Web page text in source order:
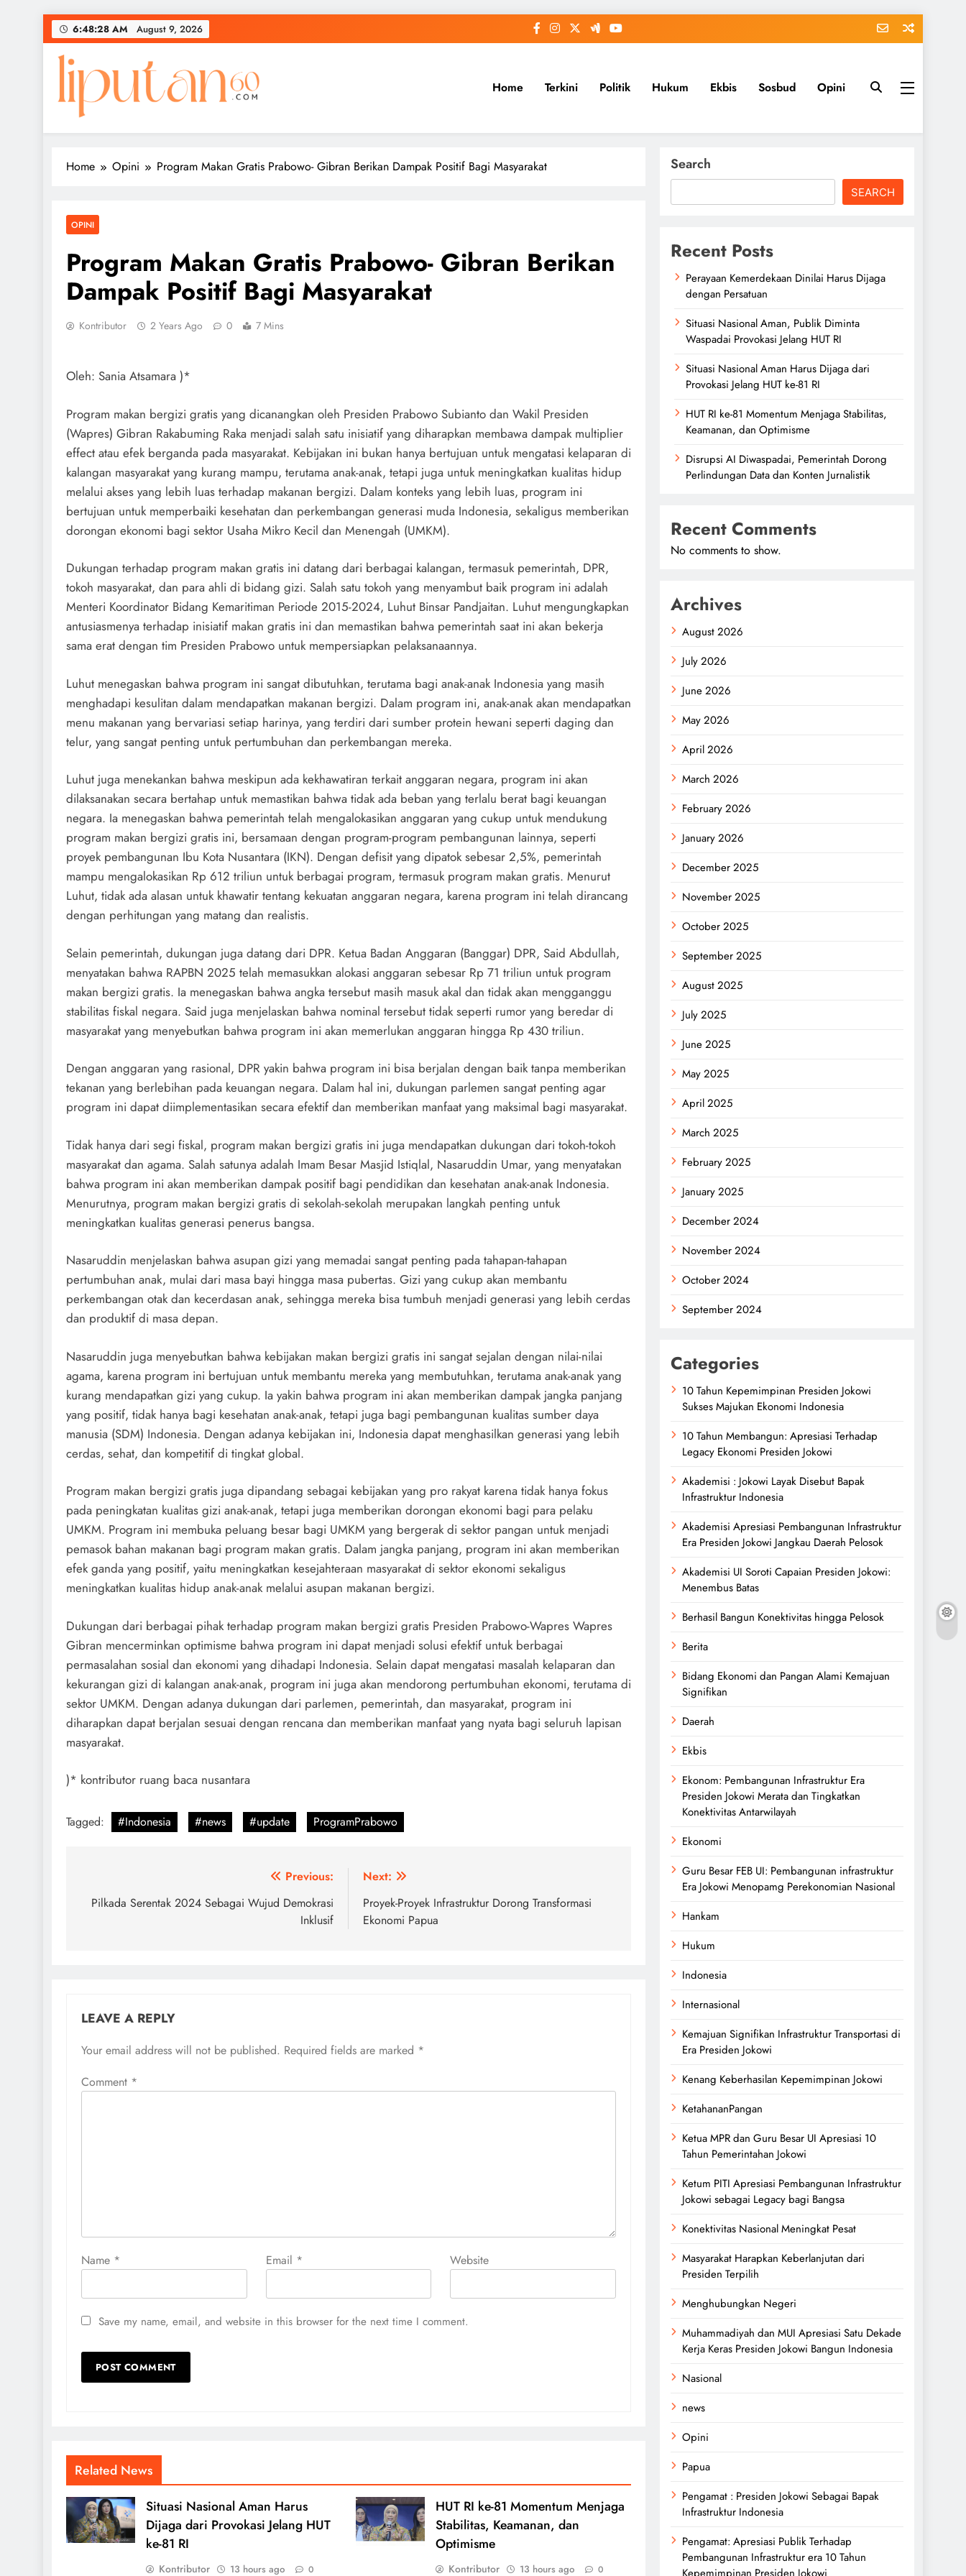
Skip
to
content
6:48:28 AM August 9, 2026
Home Terkini Politik Hukum Ekbis Sosbud Opini
Home Opini Program Makan Gratis Prabowo- Gibran Berikan Dampak Positif Bagi Masyarakat
OPINI
Program Makan Gratis Prabowo- Gibran Berikan
Dampak Positif Bagi Masyarakat
Kontributor 2 Years Ago 0 7 Mins
Oleh: Sania Atsamara )*
Program makan bergizi gratis yang dicanangkan oleh Presiden Prabowo Subianto dan Wakil Presiden
(Wapres) Gibran Rakabuming Raka menjadi salah satu inisiatif yang diharapkan membawa dampak multiplier
effect atau efek berganda pada masyarakat. Kebijakan ini bukan hanya bertujuan untuk mengatasi kelaparan di
kalangan masyarakat yang kurang mampu, terutama anak-anak, tetapi juga untuk meningkatkan kualitas hidup
melalui akses yang lebih luas terhadap makanan bergizi. Dalam konteks yang lebih luas, program ini
bertujuan untuk memperbaiki kesehatan dan perkembangan generasi muda Indonesia, sekaligus memberikan
dorongan ekonomi bagi sektor Usaha Mikro Kecil dan Menengah (UMKM).
Dukungan terhadap program makan gratis ini datang dari berbagai kalangan, termasuk pemerintah, DPR,
tokoh masyarakat, dan para ahli di bidang gizi. Salah satu tokoh yang menyambut baik program ini adalah
Menteri Koordinator Bidang Kemaritiman Periode 2015-2024, Luhut Binsar Pandjaitan. Luhut mengungkapkan
antusiasmenya terhadap inisiatif makan gratis ini dan memastikan bahwa pemerintah saat ini akan bekerja
sama erat dengan tim Presiden Prabowo untuk mempersiapkan pelaksanaannya.
Luhut menegaskan bahwa program ini sangat dibutuhkan, terutama bagi anak-anak Indonesia yang masih
menghadapi kesulitan dalam mendapatkan makanan bergizi. Dalam program ini, anak-anak akan mendapatkan
menu makanan yang bervariasi setiap harinya, yang terdiri dari sumber protein hewani seperti daging dan
telur, yang sangat penting untuk pertumbuhan dan perkembangan mereka.
Luhut juga menekankan bahwa meskipun ada kekhawatiran terkait anggaran negara, program ini akan
dilaksanakan secara bertahap untuk memastikan bahwa tidak ada beban yang terlalu berat bagi keuangan
negara. Ia menegaskan bahwa pemerintah telah mengalokasikan anggaran yang cukup untuk mendukung
program makan bergizi gratis ini, bersamaan dengan program-program pembangunan lainnya, seperti
proyek pembangunan Ibu Kota Nusantara (IKN). Dengan defisit yang dipatok sebesar 2,5%, pemerintah
mampu mengalokasikan Rp 612 triliun untuk berbagai program, termasuk program makan gratis. Menurut
Luhut, tidak ada alasan untuk khawatir tentang kekuatan anggaran negara, karena program ini telah dirancang
dengan perhitungan yang matang dan realistis.
Selain pemerintah, dukungan juga datang dari DPR. Ketua Badan Anggaran (Banggar) DPR, Said Abdullah,
menyatakan bahwa RAPBN 2025 telah memasukkan alokasi anggaran sebesar Rp 71 triliun untuk program
makan bergizi gratis. Ia menegaskan bahwa angka tersebut masih masuk akal dan tidak akan mengganggu
stabilitas fiskal negara. Said juga menjelaskan bahwa nominal tersebut tidak seperti rumor yang beredar di
masyarakat yang menyebutkan bahwa program ini akan memerlukan anggaran hingga Rp 430 triliun.
Dengan anggaran yang rasional, DPR yakin bahwa program ini bisa berjalan dengan baik tanpa memberikan
tekanan yang berlebihan pada keuangan negara. Dalam hal ini, dukungan parlemen sangat penting agar
program ini dapat diimplementasikan secara efektif dan memberikan manfaat yang maksimal bagi masyarakat.
Tidak hanya dari segi fiskal, program makan bergizi gratis ini juga mendapatkan dukungan dari tokoh-tokoh
masyarakat dan agama. Salah satunya adalah Imam Besar Masjid Istiqlal, Nasaruddin Umar, yang menyatakan
bahwa program ini akan memberikan dampak positif bagi pendidikan dan kesehatan anak-anak Indonesia.
Menurutnya, program makan bergizi gratis di sekolah-sekolah merupakan langkah penting untuk
meningkatkan kualitas generasi penerus bangsa.
Nasaruddin menjelaskan bahwa asupan gizi yang memadai sangat penting pada tahapan-tahapan
pertumbuhan anak, mulai dari masa bayi hingga masa pubertas. Gizi yang cukup akan membantu
perkembangan otak dan kecerdasan anak, sehingga mereka bisa tumbuh menjadi generasi yang lebih cerdas
dan produktif di masa depan.
Nasaruddin juga menyebutkan bahwa kebijakan makan bergizi gratis ini sangat sejalan dengan nilai-nilai
agama, karena program ini bertujuan untuk membantu mereka yang membutuhkan, terutama anak-anak yang
kurang mendapatkan gizi yang cukup. Ia yakin bahwa program ini akan memberikan dampak jangka panjang
yang positif, tidak hanya bagi kesehatan anak-anak, tetapi juga bagi pembangunan kualitas sumber daya
manusia (SDM) Indonesia. Dengan adanya kebijakan ini, Indonesia dapat menghasilkan generasi yang lebih
cerdas, sehat, dan kompetitif di tingkat global.
Program makan bergizi gratis juga dipandang sebagai kebijakan yang pro rakyat karena tidak hanya fokus
pada peningkatan kualitas gizi anak-anak, tetapi juga memberikan dorongan ekonomi bagi para pelaku
UMKM. Program ini membuka peluang besar bagi UMKM yang bergerak di sektor pangan untuk menjadi
pemasok bahan makanan bagi program makan gratis. Dalam jangka panjang, program ini akan memberikan
efek ganda yang positif, yaitu meningkatkan kesejahteraan masyarakat di sektor ekonomi sekaligus
meningkatkan kualitas hidup anak-anak melalui asupan makanan bergizi.
Dukungan dari berbagai pihak terhadap program makan bergizi gratis Presiden Prabowo-Wapres Wapres
Gibran mencerminkan optimisme bahwa program ini dapat menjadi solusi efektif untuk berbagai
permasalahan sosial dan ekonomi yang dihadapi Indonesia. Selain dapat mengatasi masalah kelaparan dan
kekurangan gizi di kalangan anak-anak, program ini juga akan mendorong pertumbuhan ekonomi, terutama di
sektor UMKM. Dengan adanya dukungan dari parlemen, pemerintah, dan masyarakat, program ini
diharapkan dapat berjalan sesuai dengan rencana dan memberikan manfaat yang nyata bagi seluruh lapisan
masyarakat.
)* kontributor ruang baca nusantara
Tagged: #Indonesia #news #update ProgramPrabowo
navigation
Previous:
Pilkada Serentak 2024 Sebagai Wujud Demokrasi
Inklusif
Next:
Proyek-Proyek Infrastruktur Dorong Transformasi
Ekonomi Papua
LEAVE A REPLY
Your email address will not be published. Required fields are marked *
Comment *
Name * Email * Website
Save my name, email, and website in this browser for the next time I comment.
Related News
Situasi Nasional Aman Harus
Dijaga dari Provokasi Jelang HUT
ke-81 RI
Kontributor 13 hours ago 0
HUT RI ke-81 Momentum Menjaga
Stabilitas, Keamanan, dan
Optimisme
Kontributor 13 hours ago 0
Search
SEARCH
Recent Posts
Perayaan Kemerdekaan Dinilai Harus Dijaga
dengan Persatuan
Situasi Nasional Aman, Publik Diminta
Waspadai Provokasi Jelang HUT RI
Situasi Nasional Aman Harus Dijaga dari
Provokasi Jelang HUT ke-81 RI
HUT RI ke-81 Momentum Menjaga Stabilitas,
Keamanan, dan Optimisme
Disrupsi AI Diwaspadai, Pemerintah Dorong
Perlindungan Data dan Konten Jurnalistik
Recent Comments
No comments to show.
Archives
August 2026
July 2026
June 2026
May 2026
April 2026
March 2026
February 2026
January 2026
December 2025
November 2025
October 2025
September 2025
August 2025
July 2025
June 2025
May 2025
April 2025
March 2025
February 2025
January 2025
December 2024
November 2024
October 2024
September 2024
Categories
10 Tahun Kepemimpinan Presiden Jokowi
Sukses Majukan Ekonomi Indonesia
10 Tahun Membangun: Apresiasi Terhadap
Legacy Ekonomi Presiden Jokowi
Akademisi : Jokowi Layak Disebut Bapak
Infrastruktur Indonesia
Akademisi Apresiasi Pembangunan Infrastruktur
Era Presiden Jokowi Jangkau Daerah Pelosok
Akademisi UI Soroti Capaian Presiden Jokowi:
Menembus Batas
Berhasil Bangun Konektivitas hingga Pelosok
Berita
Bidang Ekonomi dan Pangan Alami Kemajuan
Signifikan
Daerah
Ekbis
Ekonom: Pembangunan Infrastruktur Era
Presiden Jokowi Merata dan Tingkatkan
Konektivitas Antarwilayah
Ekonomi
Guru Besar FEB UI: Pembangunan infrastruktur
Era Jokowi Menopamg Perekonomian Nasional
Hankam
Hukum
Indonesia
Internasional
Kemajuan Signifikan Infrastruktur Transportasi di
Era Presiden Jokowi
Kenang Keberhasilan Kepemimpinan Jokowi
KetahananPangan
Ketua MPR dan Guru Besar UI Apresiasi 10
Tahun Pemerintahan Jokowi
Ketum PITI Apresiasi Pembangunan Infrastruktur
Jokowi sebagai Legacy bagi Bangsa
Konektivitas Nasional Meningkat Pesat
Masyarakat Harapkan Keberlanjutan dari
Presiden Terpilih
Menghubungkan Negeri
Muhammadiyah dan MUI Apresiasi Satu Dekade
Kerja Keras Presiden Jokowi Bangun Indonesia
Nasional
news
Opini
Papua
Pengamat : Presiden Jokowi Sebagai Bapak
Infrastruktur Indonesia
Pengamat: Apresiasi Publik Terhadap
Pembangunan Infrastruktur era 10 Tahun